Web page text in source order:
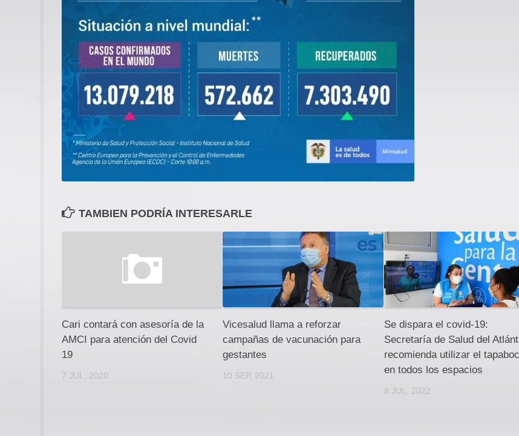
TAMBIEN PODRÍA INTERESARLE
Cari contará con asesoría de la
AMCI para atención del Covid
19
7 JUL, 2020
Vicesalud llama a reforzar
campañas de vacunación para
gestantes
10 SEP, 2021
Se dispara el covid-19:
Secretaría de Salud del
recomienda utilizar el
en todos los espacios
8 JUL, 2022